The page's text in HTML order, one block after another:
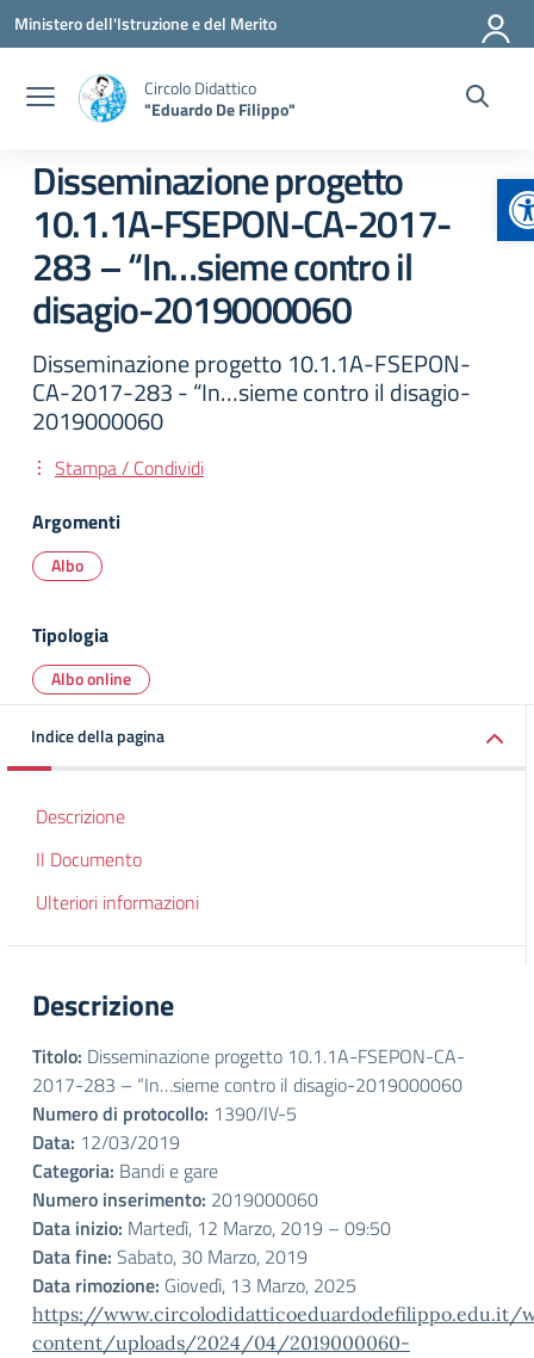
Vai ai contenuti
Vai al menu di navigazione
Vai al footer
Ministero dell'Istruzione e del Merito
Circolo Didattico
"Eduardo De Filippo"
Disseminazione progetto
10.1.1A-FSEPON-CA-2017-
283 – “In…sieme contro il
disagio-2019000060
Disseminazione progetto 10.1.1A-FSEPON-
CA-2017-283 - “In…sieme contro il disagio-
2019000060
Stampa / Condividi
Argomenti
Albo
Tipologia
Albo online
Indice della pagina
Descrizione
Il Documento
Ulteriori informazioni
Descrizione
Titolo: Disseminazione progetto 10.1.1A-FSEPON-CA-
2017-283 – “In…sieme contro il disagio-2019000060
Numero di protocollo: 1390/IV-5
Data: 12/03/2019
Categoria: Bandi e gare
Numero inserimento: 2019000060
Data inizio: Martedì, 12 Marzo, 2019 – 09:50
Data fine: Sabato, 30 Marzo, 2019
Data rimozione: Giovedì, 13 Marzo, 2025
https://www.circolodidatticoeduardodefilippo.edu.it/
content/uploads/2024/04/2019000060-